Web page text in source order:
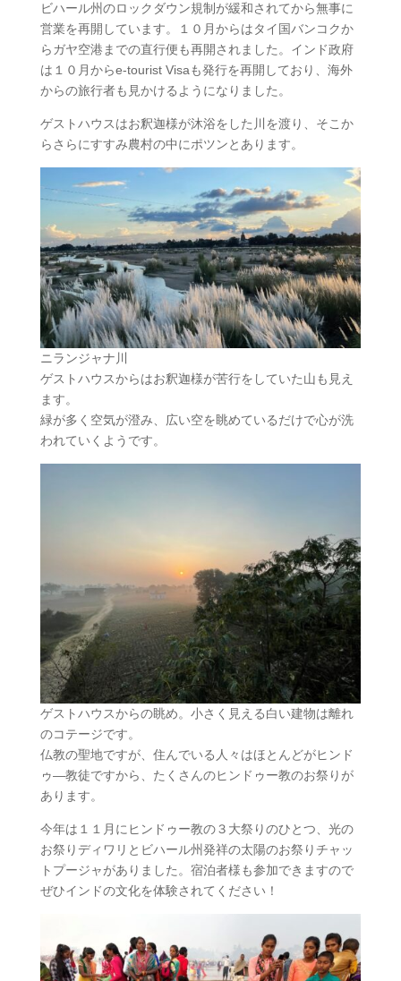
ビハール州のロックダウン規制が緩和されてから無事に
営業を再開しています。１０月からはタイ国バンコクか
らガヤ空港までの直行便も再開されました。インド政府
は１０月からe-tourist Visaも発行を再開しており、海外
からの旅行者も見かけるようになりました。
ゲストハウスはお釈迦様が沐浴をした川を渡り、そこか
らさらにすすみ農村の中にポツンとあります。
ニランジャナ川
ゲストハウスからはお釈迦様が苦行をしていた山も見え
ます。
緑が多く空気が澄み、広い空を眺めているだけで心が洗
われていくようです。
ゲストハウスからの眺め。小さく見える白い建物は離れ
のコテージです。
仏教の聖地ですが、住んでいる人々はほとんどがヒンド
ゥ―教徒ですから、たくさんのヒンドゥー教のお祭りが
あります。
今年は１１月にヒンドゥー教の３大祭りのひとつ、光の
お祭りディワリとビハール州発祥の太陽のお祭りチャッ
トプージャがありました。宿泊者様も参加できますので
ぜひインドの文化を体験されてください！